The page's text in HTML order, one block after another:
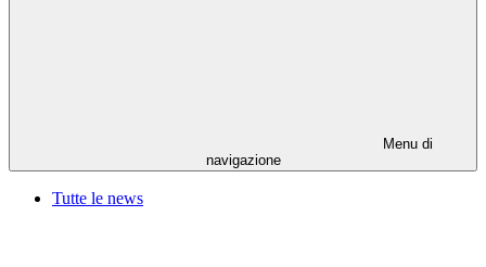
Menu di
navigazione
Tutte le news